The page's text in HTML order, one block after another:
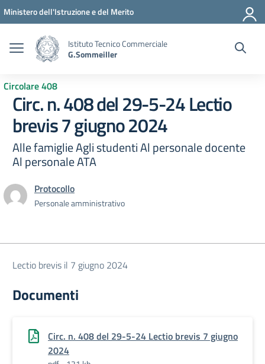
Vai ai contenuti
Vai al menu di navigazione
Vai al footer
Ministero dell'Istruzione e del Merito
Istituto Tecnico Commerciale
G.Sommeiller
Circolare 408
Circ. n. 408 del 29-5-24 Lectio
brevis 7 giugno 2024
Alle famiglie Agli studenti Al personale docente
Al personale ATA
Protocollo
Personale amministrativo
Lectio brevis il 7 giugno 2024
Documenti
Circ. n. 408 del 29-5-24 Lectio brevis 7 giugno
2024